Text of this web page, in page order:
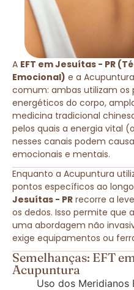
A EFT em Jesuítas - PR
Emocional) e a
comum: ambas utilizam os
energéticos do corpo,
medicina tradicional
pelos quais a energia vital
nesses canais podem
emocionais e mentais.
Enquanto a Acupuntura
pontos específicos ao
Jesuítas - PR recorre a
os dedos. Isso permite que a
uma abordagem não
exige equipamentos ou
Semelhanças: EFT
Acupuntura
Uso dos Meridianos